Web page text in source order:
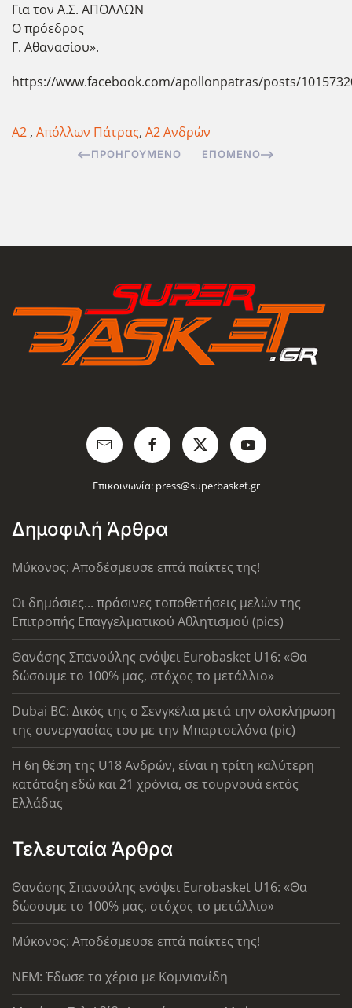
Για τον Α.Σ. ΑΠΟΛΛΩΝ
Ο πρόεδρος
Γ. Αθανασίου».
https://www.facebook.com/apollonpatras/posts/
Α2 , Απόλλων Πάτρας, Α2 Ανδρών
ΠΡΟΗΓΟΎΜΕΝΟ ΕΠΌΜΕΝΟ
Επικοινωνία: press@superbasket.gr
Δημοφιλή Άρθρα
Μύκονος: Αποδέσμευσε επτά παίκτες της!
Οι δημόσιες... πράσινες τοποθετήσεις μελών της
Επιτροπής Επαγγελματικού Αθλητισμού (pics)
Θανάσης Σπανούλης ενόψει Eurobasket U16: «Θα
δώσουμε το 100% μας, στόχος το μετάλλιο»
Dubai BC: Δικός της ο Σενγκέλια μετά την ολοκλήρωση
της συνεργασίας του με την Μπαρτσελόνα (pic)
Η 6η θέση της U18 Ανδρών, είναι η τρίτη καλύτερη
κατάταξη εδώ και 21 χρόνια, σε τουρνουά εκτός
Ελλάδας
Τελευταία Άρθρα
Θανάσης Σπανούλης ενόψει Eurobasket U16: «Θα
δώσουμε το 100% μας, στόχος το μετάλλιο»
Μύκονος: Αποδέσμευσε επτά παίκτες της!
ΝΕΜ: Έδωσε τα χέρια με Κομνιανίδη